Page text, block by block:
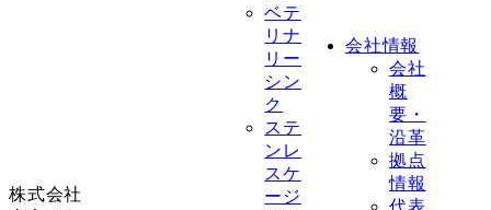
株式会社
ベテ
リナ
リー
シン
ク
ステ
ンレ
スケ
ージ
会社情報
会社
概
要・
沿革
拠点
情報
代表